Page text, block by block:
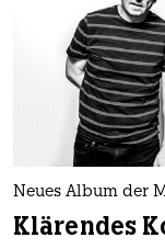
Neues Album der
Klärendes